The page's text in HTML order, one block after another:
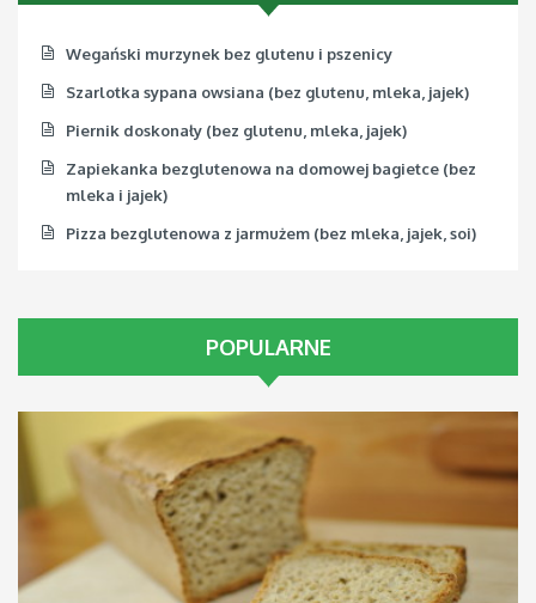
Wegański murzynek bez glutenu i pszenicy
Szarlotka sypana owsiana (bez glutenu, mleka, jajek)
Piernik doskonały (bez glutenu, mleka, jajek)
Zapiekanka bezglutenowa na domowej bagietce (bez
mleka i jajek)
Pizza bezglutenowa z jarmużem (bez mleka, jajek, soi)
POPULARNE